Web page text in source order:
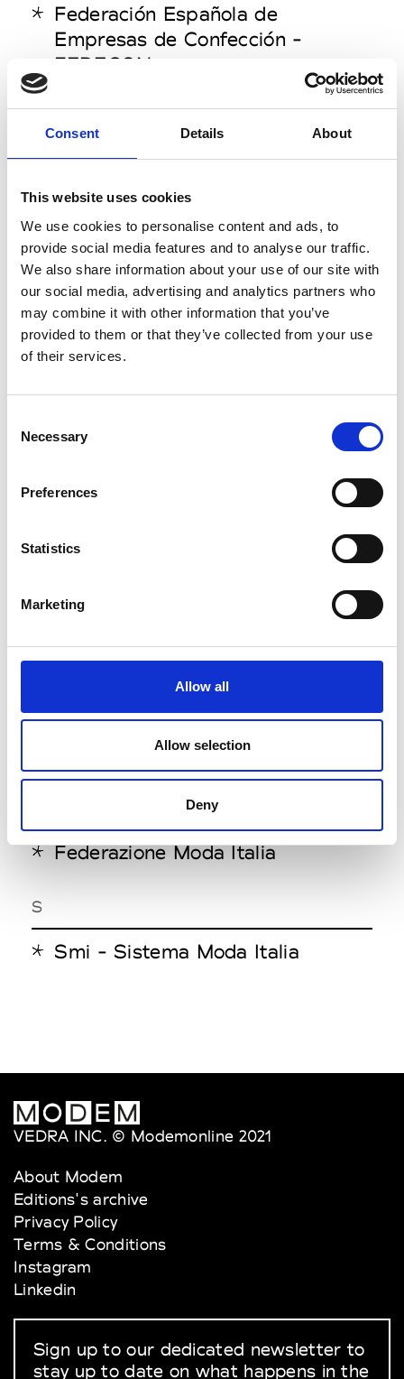
Consent Details About
This website uses cookies
We use cookies to personalise content and ads, to
provide social media features and to analyse our traffic.
We also share information about your use of our site with
our social media, advertising and analytics partners who
may combine it with other information that you’ve
provided to them or that they’ve collected from your use
of their services.
Selection
Necessary
Preferences
Statistics
Marketing
Allow all
Allow selection
Deny
Federación Española de
Empresas de Confección -
FEDECON
Fédération belge de l’industrie
textile - Fedustria
Fédération de l'ennoblissement
et de la Mode
Fédération de la Maroquinerie
Fédération Française de la
Chaussure
Fédération Française de la
Ganterie
Agences de Mannequins
Fédération Française des
Fédération Française des
l'Habillement & Union Française
des Industries mode et
Federation Française du Prêt à
Tailleurs de France
Federazione Moda Italia
S
Smi - Sistema Moda Italia
VEDRA INC. © Modemonline 2021
About Modem
Editions's archive
Privacy Policy
Terms & Conditions
Instagram
Linkedin
Sign up to our dedicated newsletter to
stay up to date on what happens in the